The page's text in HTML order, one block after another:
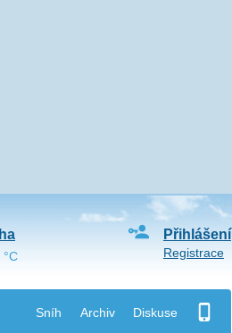
Sníh Archiv Diskuse
Přihlášení
Registrace
°C